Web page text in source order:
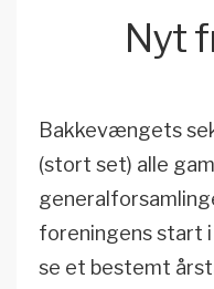
Nyt
Bakkevængets
(stort set) alle
foreningens start i
se et bestemt